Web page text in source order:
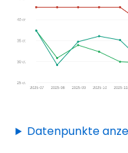
Datenpunkte